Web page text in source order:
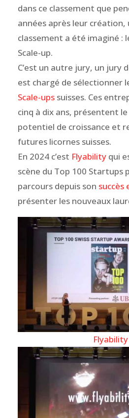
dans ce classement que
années après leur création,
classement a été imaginé :
Scale-up.
C’est un autre jury, un jury
est chargé de sélectionner
Scale-upssuisses. Ces
cinq à dix ans, présentent
potentiel de croissance et
futures licornes suisses.
En 2024 c’est Flyabilityqui
scène du Top 100 Startups
parcours depuis son succès
présenter les nouveaux
Flyability